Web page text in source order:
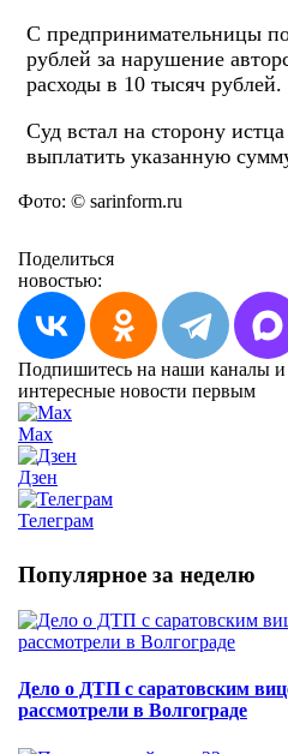
С предпринимательницы
рублей за нарушение
расходы в 10 тысяч рублей.
Суд встал на сторону
выплатить указанную
Фото: © sarinform.ru
Поделиться
новостью:
Подпишитесь на наши каналы
интересные новости первым
Max
Дзен
Телеграм
Популярное за неделю
Дело о ДТП с саратовским
рассмотрели в Волгограде